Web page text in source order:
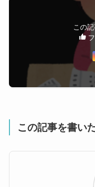
この
この記事を書い